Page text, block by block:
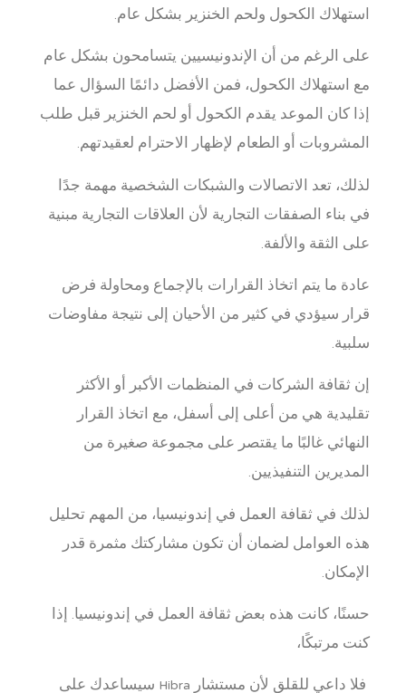
استهلاك الكحول ولحم الخنزير بشكل عام.
على الرغم من أن الإندونيسيين يتسامحون بشكل عام
مع استهلاك الكحول، فمن الأفضل دائمًا السؤال عما
إذا كان الموعد يقدم الكحول أو لحم الخنزير قبل طلب
المشروبات أو الطعام لإظهار الاحترام لعقيدتهم.
لذلك، تعد الاتصالات والشبكات الشخصية مهمة جدًا
في بناء الصفقات التجارية لأن العلاقات التجارية مبنية
على الثقة والألفة.
عادة ما يتم اتخاذ القرارات بالإجماع ومحاولة فرض
قرار سيؤدي في كثير من الأحيان إلى نتيجة مفاوضات
سلبية.
إن ثقافة الشركات في المنظمات الأكبر أو الأكثر
تقليدية هي من أعلى إلى أسفل، مع اتخاذ القرار
النهائي غالبًا ما يقتصر على مجموعة صغيرة من
المديرين التنفيذيين.
لذلك في ثقافة العمل في إندونيسيا، من المهم تحليل
هذه العوامل لضمان أن تكون مشاركتك مثمرة قدر
الإمكان.
حسنًا، كانت هذه بعض ثقافة العمل في إندونيسيا. إذا
كنت مرتبكًا،